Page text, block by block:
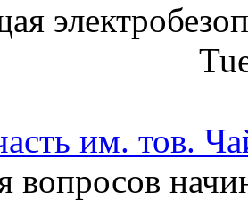
им. тов.
вопросов